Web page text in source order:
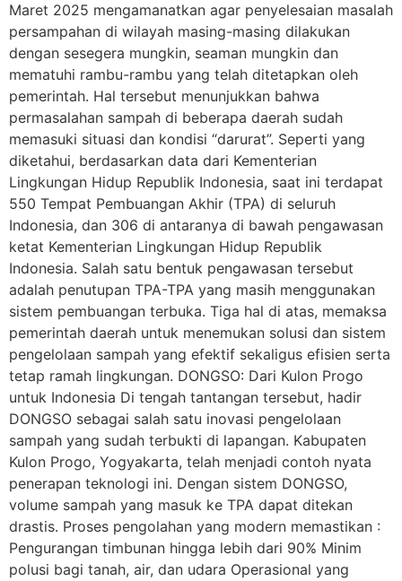
Maret 2025 mengamanatkan agar penyelesaian masalah
persampahan di wilayah masing-masing dilakukan
dengan sesegera mungkin, seaman mungkin dan
mematuhi rambu-rambu yang telah ditetapkan oleh
pemerintah. Hal tersebut menunjukkan bahwa
permasalahan sampah di beberapa daerah sudah
memasuki situasi dan kondisi “darurat”. Seperti yang
diketahui, berdasarkan data dari Kementerian
Lingkungan Hidup Republik Indonesia, saat ini terdapat
550 Tempat Pembuangan Akhir (TPA) di seluruh
Indonesia, dan 306 di antaranya di bawah pengawasan
ketat Kementerian Lingkungan Hidup Republik
Indonesia. Salah satu bentuk pengawasan tersebut
adalah penutupan TPA-TPA yang masih menggunakan
sistem pembuangan terbuka. Tiga hal di atas, memaksa
pemerintah daerah untuk menemukan solusi dan sistem
pengelolaan sampah yang efektif sekaligus efisien serta
tetap ramah lingkungan. DONGSO: Dari Kulon Progo
untuk Indonesia Di tengah tantangan tersebut, hadir
DONGSO sebagai salah satu inovasi pengelolaan
sampah yang sudah terbukti di lapangan. Kabupaten
Kulon Progo, Yogyakarta, telah menjadi contoh nyata
penerapan teknologi ini. Dengan sistem DONGSO,
volume sampah yang masuk ke TPA dapat ditekan
drastis. Proses pengolahan yang modern memastikan :
Pengurangan timbunan hingga lebih dari 90% Minim
polusi bagi tanah, air, dan udara Operasional yang